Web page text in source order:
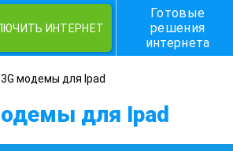
ИНТЕРНЕТ
Готовые
решения
интернета
3G модемы для Ipad
для Ipad